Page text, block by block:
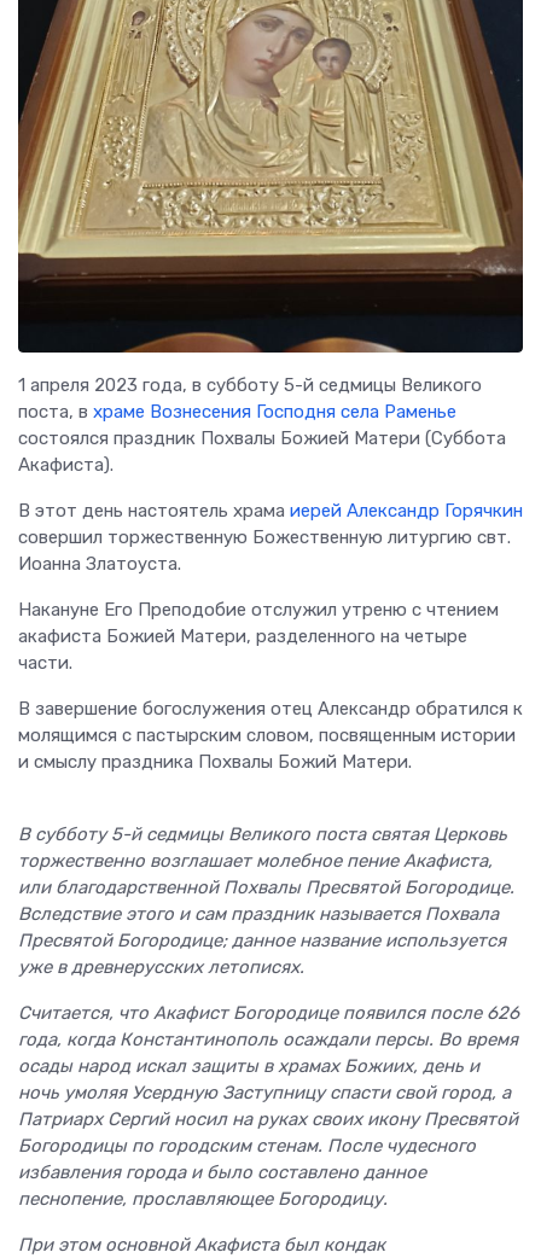
1 апреля 2023 года, в субботу 5-й седмицы Великого
поста, в храме Вознесения Господня села Раменье
состоялся праздник Похвалы Божией Матери (Суббота
Акафиста).
В этот день настоятель храма иерей Александр Горячкин
совершил торжественную Божественную литургию свт.
Иоанна Златоуста.
Накануне Его Преподобие отслужил утреню с чтением
акафиста Божией Матери, разделенного на четыре
части.
В завершение богослужения отец Александр обратился к
молящимся с пастырским словом, посвященным истории
и смыслу праздника Похвалы Божий Матери.
В субботу 5-й седмицы Великого поста святая Церковь
торжественно возглашает молебное пение Акафиста,
или благодарственной Похвалы Пресвятой Богородице.
Вследствие этого и сам праздник называется Похвала
Пресвятой Богородице; данное название используется
уже в древнерусских летописях.
Считается, что Акафист Богородице появился после 626
года, когда Константинополь осаждали персы. Во время
осады народ искал защиты в храмах Божиих, день и
ночь умоляя Усердную Заступницу спасти свой город, а
Патриарх Сергий носил на руках своих икону Пресвятой
Богородицы по городским стенам. После чудесного
избавления города и было составлено данное
песнопение, прославляющее Богородицу.
При этом основной Акафиста был кондак